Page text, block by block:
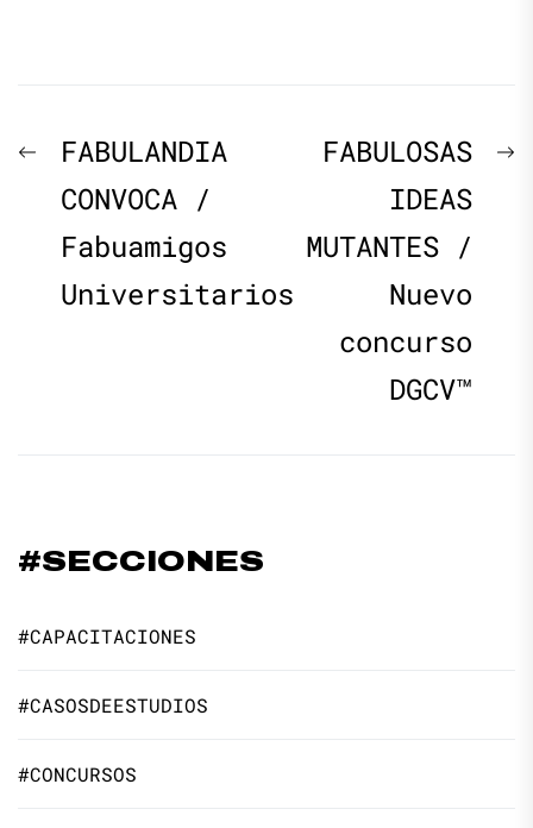
Navegación
de
entradas
Previous
post:
FABULANDIA
CONVOCA /
Fabuamigos
Universitarios
FABULOSAS
IDEAS
MUTANTES /
Nuevo
concurso
DGCV™
#SECCIONES
#CAPACITACIONES
#CASOSDEESTUDIOS
#CONCURSOS